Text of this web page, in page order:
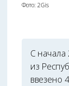
Фото: 2Gis
С начала
из
ввезено